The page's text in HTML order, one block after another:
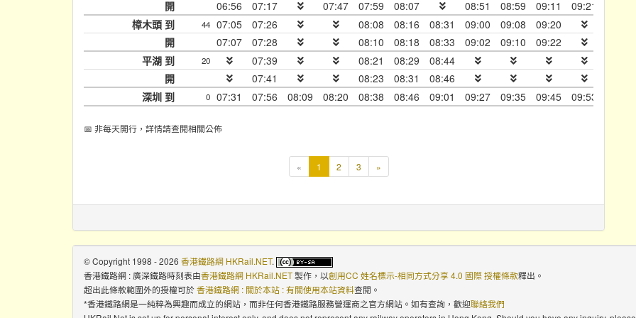
開
06:56 07:17 07:47 07:59 08:07 08:51 08:59 09:11 09:21
樟木頭 到
44 07:05 07:26 08:08 08:16 08:31 09:00 09:08 09:20
開
07:07 07:28 08:10 08:18 08:33 09:02 09:10 09:22
平湖 到
20 07:39 08:21 08:29 08:44
開
07:41 08:23 08:31 08:46
深圳 到
0 07:31 07:56 08:09 08:20 08:38 08:46 09:01 09:27 09:35 09:45 09:53
📅 非每天開行，詳情請查閱相關公佈
« 1
頁
2 3 »
© Copyright 1998 - 2026 香港鐵路網 HKRail.NET.
香港鐵路網 : 廣深鐵路時刻表由香港鐵路網 HKRail.NET製作，以創用CC 姓名標示-相同方式分享 4.0 國際 授權條款釋出。
超出此條款範圍外的授權可於香港鐵路網 : 關於本站 : 有關使用本站資料查閱。
*香港鐵路網是一純粹為興趣而成立的網站，而非任何香港鐵路服務營運商之官方網站。如有查詢，歡迎聯絡我們